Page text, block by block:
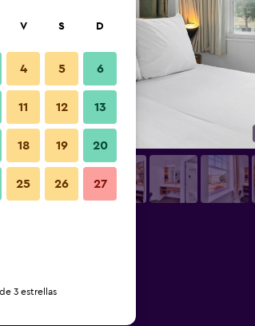
V S D
4 5 6
11 12 13
18 19 20
25 26 27
3 estrellas